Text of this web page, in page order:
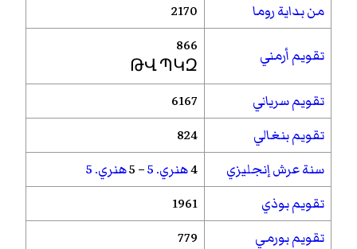
من بداية روما
2170
تقويم أرمني
866
ԹՎ ՊԿԶ
تقويم سرياني
6167
تقويم بنغالي
824
سنة عرش إنجليزي
4هنري. 5 – 5 هنري. 5
تقويم بوذي
1961
تقويم بورمي
779